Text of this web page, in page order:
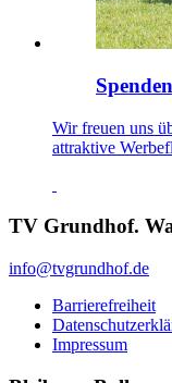
Wir freuen uns
attraktive
TV Grundhof.
info@tvgrundhof.de
Barrierefreiheit
Impressum